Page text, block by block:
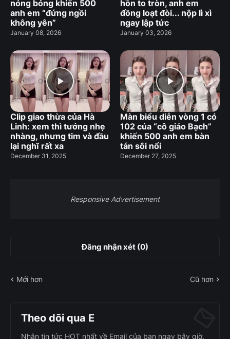
nóng bỏng khiến 500
anh em “đứng ngồi
không yên”
January 08, 2026
hồn to tròn, anh em
đồng loạt đòi... nộp lì xì
ngay lập tức
January 03, 2026
Clip giao thừa của Hà
Linh: xem thì tưởng nhẹ
nhàng, nhưng tim và đầu
lại nghĩ rất xa
December 31, 2025
Màn biểu diễn vòng 1 có
102 của “cô giáo Bạch”
khiến 500 anh em bàn
tán sôi nổi
December 27, 2025
Responsive Advertisement
Đăng nhận xét (0)
Mới hơn Cũ hơn
Theo dõi qua E
Nhận tin tức HOT nhất về Email của bạn ngay bây giờ.